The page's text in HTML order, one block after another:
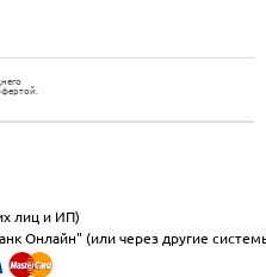
лиц и ИП)
Онлайн" (или через другие